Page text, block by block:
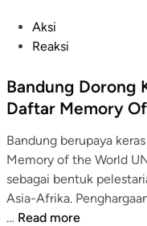
t
e
i
n
Aksi
Reaksi
Bandung Dorong
Daftar Memory
Bandung berupaya
Memory of the World
sebagai bentuk
Asia-Afrika.
… B
Read more